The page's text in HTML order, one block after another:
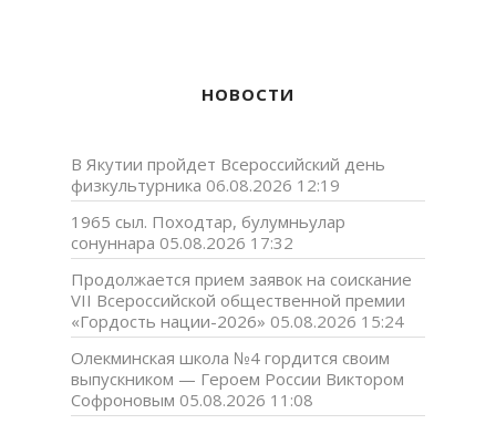
НОВОСТИ
В Якутии пройдет Всероссийский день
физкультурника 06.08.2026 12:19
1965 сыл. Походтар, булумньулар
сонуннара 05.08.2026 17:32
Продолжается прием заявок на соискание
VII Всероссийской общественной премии
«Гордость нации-2026» 05.08.2026 15:24
Олекминская школа №4 гордится своим
выпускником — Героем России Виктором
Софроновым 05.08.2026 11:08